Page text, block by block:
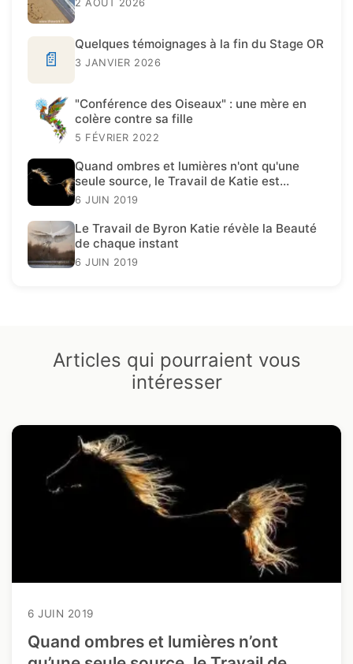
2 AOÛT 2026
📄
Quelques témoignages à la fin du Stage OR
3 JANVIER 2026
"Conférence des Oiseaux" : une mère en
colère contre sa fille
5 FÉVRIER 2022
Quand ombres et lumières n'ont qu'une
seule source, le Travail de Katie est
présent.
6 JUIN 2019
Le Travail de Byron Katie révèle la Beauté
de chaque instant
6 JUIN 2019
Articles qui pourraient vous
intéresser
6 JUIN 2019
Quand ombres et lumières n’ont